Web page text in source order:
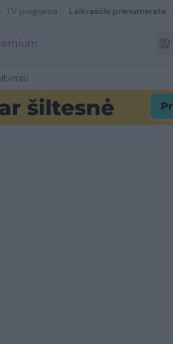
TV programa Laikraščio prenumerata